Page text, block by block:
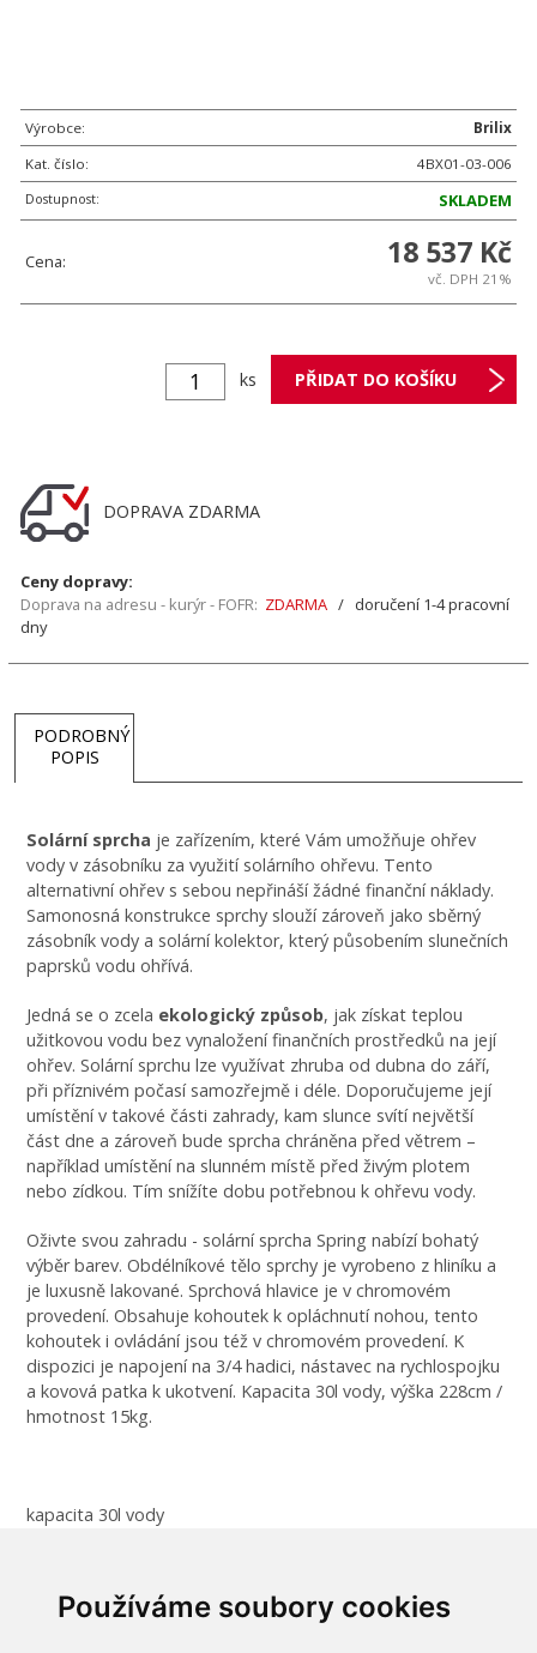
Používáme soubory cookies
Výrobce:
Brilix
Kat. číslo:
4BX01-03-006
Dostupnost:
SKLADEM
Cena: 18 537 Kč
vč. DPH 21%
ks
DOPRAVA ZDARMA
Ceny dopravy:
Doprava na adresu - kurýr - FOFR: ZDARMA / doručení 1-4 pracovní
dny
PODROBNÝ
POPIS
Solární sprcha je zařízením, které Vám umožňuje ohřev
vody v zásobníku za využití solárního ohřevu. Tento
alternativní ohřev s sebou nepřináší žádné finanční náklady.
Samonosná konstrukce sprchy slouží zároveň jako sběrný
zásobník vody a solární kolektor, který působením slunečních
paprsků vodu ohřívá.
Jedná se o zcela ekologický způsob, jak získat teplou
užitkovou vodu bez vynaložení finančních prostředků na její
ohřev. Solární sprchu lze využívat zhruba od dubna do září,
při příznivém počasí samozřejmě i déle. Doporučujeme její
umístění v takové části zahrady, kam slunce svítí největší
část dne a zároveň bude sprcha chráněna před větrem –
například umístění na slunném místě před živým plotem
nebo zídkou. Tím snížíte dobu potřebnou k ohřevu vody.
Oživte svou zahradu - solární sprcha Spring nabízí bohatý
výběr barev. Obdélníkové tělo sprchy je vyrobeno z hliníku a
je luxusně lakované. Sprchová hlavice je v chromovém
provedení. Obsahuje kohoutek k opláchnutí nohou, tento
kohoutek i ovládání jsou též v chromovém provedení. K
dispozici je napojení na 3/4 hadici, nástavec na rychlospojku
a kovová patka k ukotvení. Kapacita 30l vody, výška 228cm /
hmotnost 15kg.
kapacita 30l vody
hmotnost 11kg